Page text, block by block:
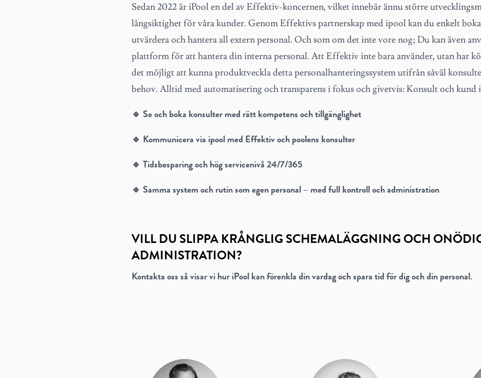
Sedan 2022 är iPool en del av Effektiv-koncernen, vilket innebär ännu större
långsiktighet för våra kunder. Genom Effektivs partnerskap med ipool kan du enkelt
utvärdera och hantera all extern personal. Och som om det inte vore nog; Du kan även
plattform för att hantera din interna personal. Att Effektiv inte bara använder, utan har
det möjligt att kunna produktveckla detta personalhanteringssystem utifrån såväl
behov. Alltid med automatisering och transparens i fokus och givetvis: Konsult och kund
🔹 Se och boka konsulter med rätt kompetens och tillgänglighet
🔹 Kommunicera via ipool med Effektiv och poolens konsulter
🔹 Tidsbesparing och hög servicenivå 24/7/365
🔹 Samma system och rutin som egen personal – med full kontroll och administration
VILL DU SLIPPA KRÅNGLIG SCHEMALÄGGNING OCH
ADMINISTRATION?
Kontakta oss så visar vi hur iPool kan förenkla din vardag och spara tid för dig och din personal.